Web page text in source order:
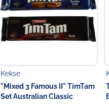
Kekse
"Mixed 3 Famous II" TimTam
Set Australian Classic